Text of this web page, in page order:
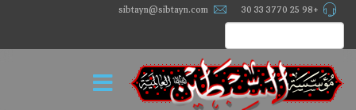
+98 25 3770 33 30
sibtayn@sibtayn.com